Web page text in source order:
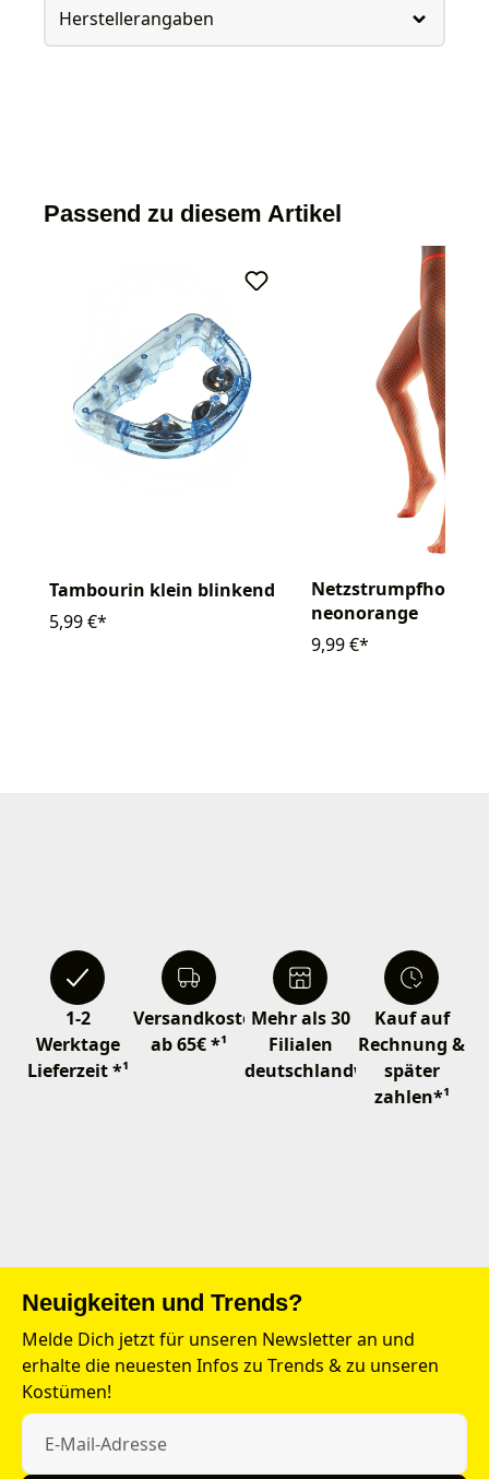
Herstellerangaben
Passend zu diesem Artikel
Tambourin klein blinkend
5,99 €*
Netzstrumpfhose
neonorange
9,99 €*
1-2
Werktage
Lieferzeit *¹
Versandkostenfrei
ab 65€ *¹
Mehr als 30
Filialen
deutschlandweit
Kauf auf
Rechnung &
später
zahlen*¹
Neuigkeiten und Trends?
Melde Dich jetzt für unseren Newsletter an und
erhalte die neuesten Infos zu Trends & zu unseren
Kostümen!